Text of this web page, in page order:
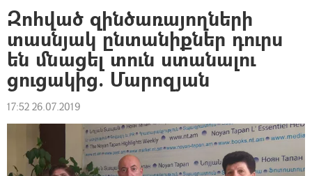
Զոհված զինծառայողների
տասնյակ ընտանիքներ դուրս
են մնացել տուն ստանալու
ցուցակից. Մարոզյան
17:52 26.07.2019